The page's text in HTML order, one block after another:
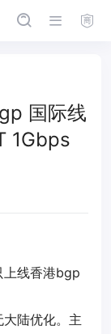
国际线
1Gbps
上线香港bgp
陆优化。主